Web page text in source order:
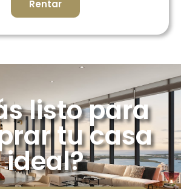
Rentar
listo para
tu casa
ideal?